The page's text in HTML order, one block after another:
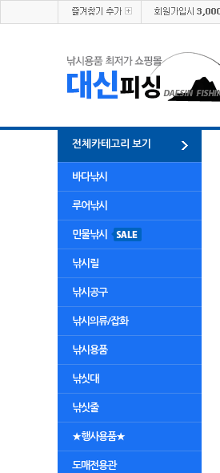
전체카테고리 보기
바다낚시
루어낚시
민물낚시
낚시릴
낚시공구
낚시의류/잡화
낚시용품
낚싯대
낚싯줄
★행사용품★
도매전용관